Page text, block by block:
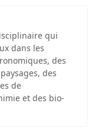
qui
dans les
des
des
de
et des bio-